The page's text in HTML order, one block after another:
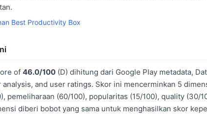
Best Productivity Box
of 46.0/100 (D) dihitung dari Google Play metadata,
and user ratings. Skor ini mencerminkan 5
pemeliharaan (60/100), popularitas (15/100), quality (30/
diberi bobot yang sama untuk menghasilkan skor